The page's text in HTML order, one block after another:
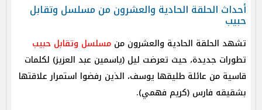
أحداث الحلقة الحادية والعشرون من مسلسل وتقابل
حبيب
تشهد الحلقة الحادية والعشرون من مسلسل وتقابل حبيب
تطورات جديدة، حيث تعرضت ليل (ياسمين عبد العزيز) لكلمات
قاسية من عائلة طليقها يوسف، الذين رفضوا استمرار علاقتها
بشقيقه فارس (كريم فهمي).